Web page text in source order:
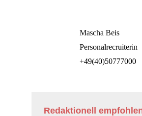
Mascha Beis
Personalrecruiterin
+49(40)50777000
Redaktionell